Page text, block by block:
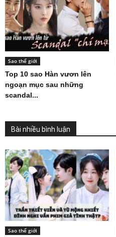
Sao thế giới
Top 10 sao Hàn vươn lên
ngoạn mục sau những
scandal...
Bài nhiều bình luận
Sao thế giới